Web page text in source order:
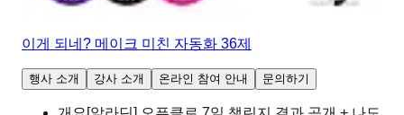
이게 되네? 메이크 미친 자동화 36제
행사 소개 강사 소개 온라인 참여 안내 문의하기